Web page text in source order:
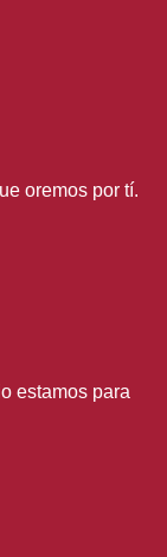
oremos por tí.
estamos para